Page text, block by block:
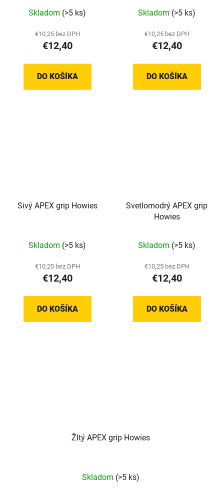
Skladom (>5 ks)
€10,25 bez DPH
€12,40
DO KOŠÍKA
Skladom (>5 ks)
€10,25 bez DPH
€12,40
DO KOŠÍKA
Sivý APEX grip Howies
Skladom (>5 ks)
€10,25 bez DPH
€12,40
DO KOŠÍKA
Svetlomodrý APEX grip
Howies
Skladom (>5 ks)
€10,25 bez DPH
€12,40
DO KOŠÍKA
Žltý APEX grip Howies
Skladom (>5 ks)